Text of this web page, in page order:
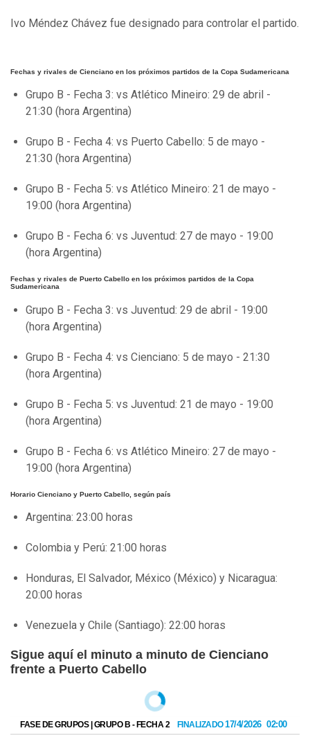
Ivo Méndez Chávez fue designado para controlar el partido.
Fechas y rivales de Cienciano en los próximos partidos de la Copa Sudamericana
Grupo B - Fecha 3: vs Atlético Mineiro: 29 de abril -
21:30 (hora Argentina)
Grupo B - Fecha 4: vs Puerto Cabello: 5 de mayo -
21:30 (hora Argentina)
Grupo B - Fecha 5: vs Atlético Mineiro: 21 de mayo -
19:00 (hora Argentina)
Grupo B - Fecha 6: vs Juventud: 27 de mayo - 19:00
(hora Argentina)
Fechas y rivales de Puerto Cabello en los próximos partidos de la Copa
Sudamericana
Grupo B - Fecha 3: vs Juventud: 29 de abril - 19:00
(hora Argentina)
Grupo B - Fecha 4: vs Cienciano: 5 de mayo - 21:30
(hora Argentina)
Grupo B - Fecha 5: vs Juventud: 21 de mayo - 19:00
(hora Argentina)
Grupo B - Fecha 6: vs Atlético Mineiro: 27 de mayo -
19:00 (hora Argentina)
Horario Cienciano y Puerto Cabello, según país
Argentina: 23:00 horas
Colombia y Perú: 21:00 horas
Honduras, El Salvador, México (México) y Nicaragua:
20:00 horas
Venezuela y Chile (Santiago): 22:00 horas
Sigue aquí el minuto a minuto de Cienciano
frente a Puerto Cabello